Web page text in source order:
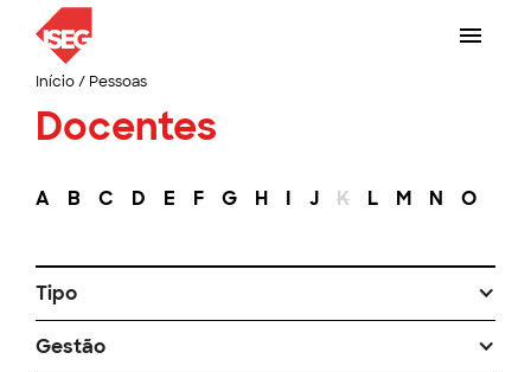
Início/ Pessoas
Docentes
A B C D E F G H I J K L M N O
Tipo
Gestão